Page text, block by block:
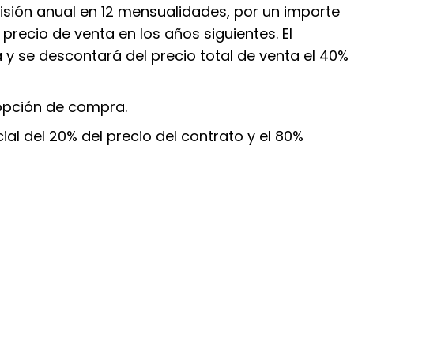
anual en 12 mensualidades, por un importe
de venta en los años siguientes. El
se descontará del precio total de venta el 40%
de compra.
del 20% del precio del contrato y el 80%